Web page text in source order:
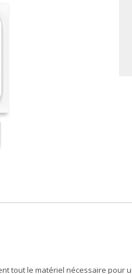
tout le matériel nécessaire pour